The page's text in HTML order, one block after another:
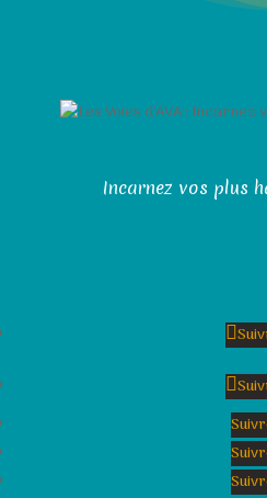
Incarnez vos plus